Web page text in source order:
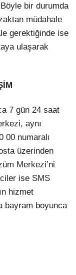
bir durumda
müdahale
gerektiğinde ise
ulaşarak
7 gün 24 saat
aynı
00 numaralı
üzerinden
Merkezi’ni
ise SMS
hizmet
bayram boyunca